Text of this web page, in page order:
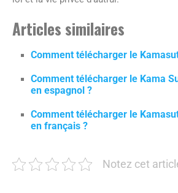
Articles similaires
Comment télécharger le
Comment télécharger le Kama
en espagnol ?
Comment télécharger le
en français ?
Notez cet